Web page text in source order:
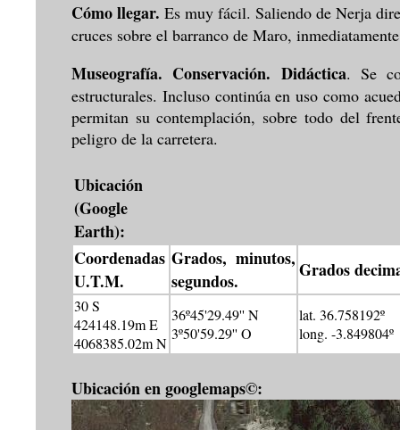
Cómo llegar. Es muy fácil. Saliendo de Nerja
cruces sobre el barranco de Maro,
Museografía. Conservación. Didáctica. Se
estructurales. Incluso continúa en uso como
permitan su contemplación, sobre todo del
peligro de la carretera.
Ubicación
(Google
Earth):
Coordenadas
U.T.M.
Grados, minutos,
segundos.
Grados
30 S
424148.19m E
4068385.02m N
36º45'29.49'' N
3º50'59.29'' O
lat. 36.758192º
long. -3.849804º
Ubicación en googlemaps©: